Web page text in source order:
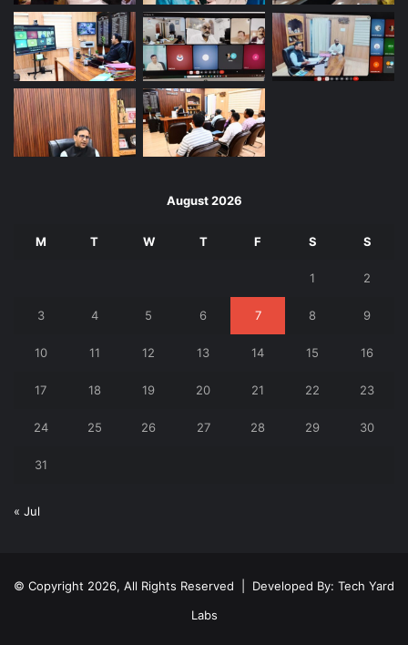
August 2026
M T W T F S S
1 2
3 4 5 6 7 8 9
10 11 12 13 14 15 16
17 18 19 20 21 22 23
24 25 26 27 28 29 30
31
« Jul
© Copyright 2026, All Rights Reserved | Developed By: Tech Yard
Labs